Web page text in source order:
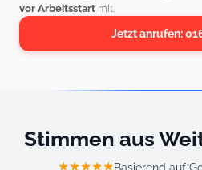
vor Arbeitsstart mit.
Jetzt anrufen:
Stimmen aus
★★★★★Basierend auf